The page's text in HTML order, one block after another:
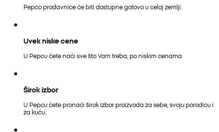
Pepco prodavnice će biti dostupne gotovo u celoj zemlji.
Uvek niske cene
U Pepcu ćete naći sve što Vam treba, po niskim cenama.
Širok izbor
U Pepcu ćete pronaći širok izbor proizvoda za sebe, svoju porodicu i
za kuću.